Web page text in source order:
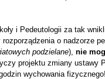
i Pedeutologii za tak
o nadzorze
podzielane), nie
projektu zmiany ustawy
wychowania fizycznego!